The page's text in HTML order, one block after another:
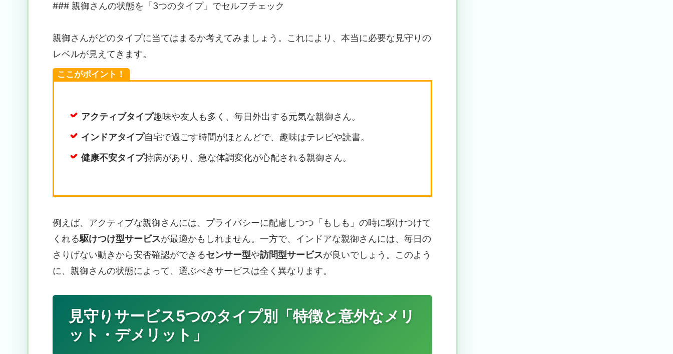
### 親御さんの状態を「3つのタイプ」でセルフチェック
親御さんがどのタイプに当てはまるか考えてみましょう。これにより、本当に必要な見守りの
レベルが見えてきます。
ここがポイント！
アクティブタイプ趣味や友人も多く、毎日外出する元気な親御さん。
インドアタイプ自宅で過ごす時間がほとんどで、趣味はテレビや読書。
健康不安タイプ持病があり、急な体調変化が心配される親御さん。
例えば、アクティブな親御さんには、プライバシーに配慮しつつ「もしも」の時に駆けつけて
くれる駆けつけ型サービスが最適かもしれません。一方で、インドアな親御さんには、毎日の
さりげない動きから安否確認ができるセンサー型や訪問型サービスが良いでしょう。このよう
に、親御さんの状態によって、選ぶべきサービスは全く異なります。
見守りサービス5つのタイプ別「特徴と意外なメリ
ット・デメリット」